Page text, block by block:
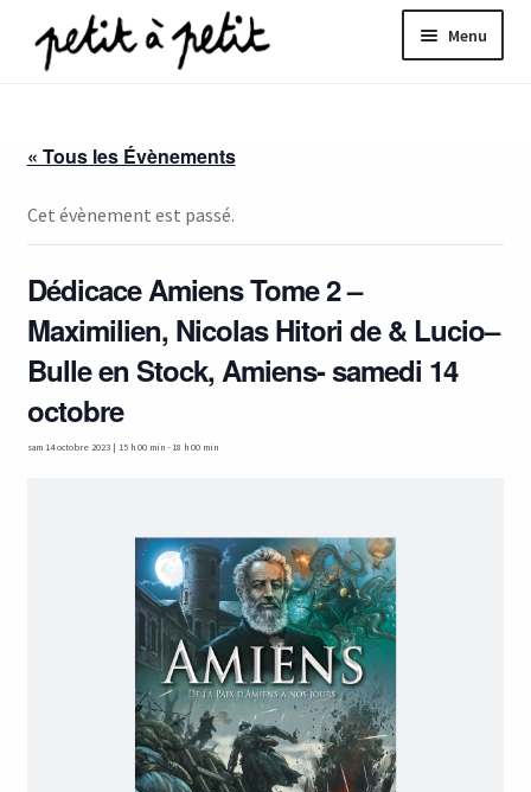
Aller
à
Aller
au
Menu
« Tous les Évènements
Cet évènement est passé.
Dédicace Amiens Tome 2 –
Maximilien, Nicolas Hitori de & Lucio–
Bulle en Stock, Amiens- samedi 14
octobre
sam 14 octobre 2023 | 15 h 00 min- 18 h 00 min